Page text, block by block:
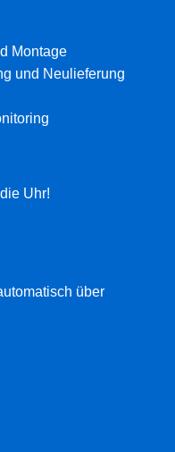
Montage
und Neulieferung
Uhr!
über